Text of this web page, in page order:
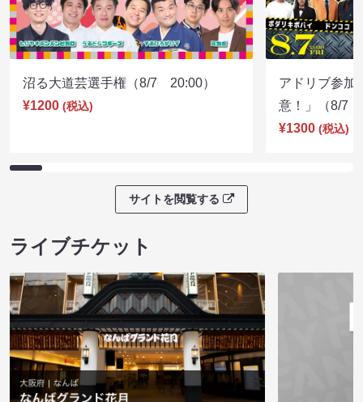
沼る大道芸選手権（8/7 20:00）
¥1200 (税込)
アドリブ参加
意！」（8/7
¥1300 (税込)
サイトを閲覧する
ライブチケット